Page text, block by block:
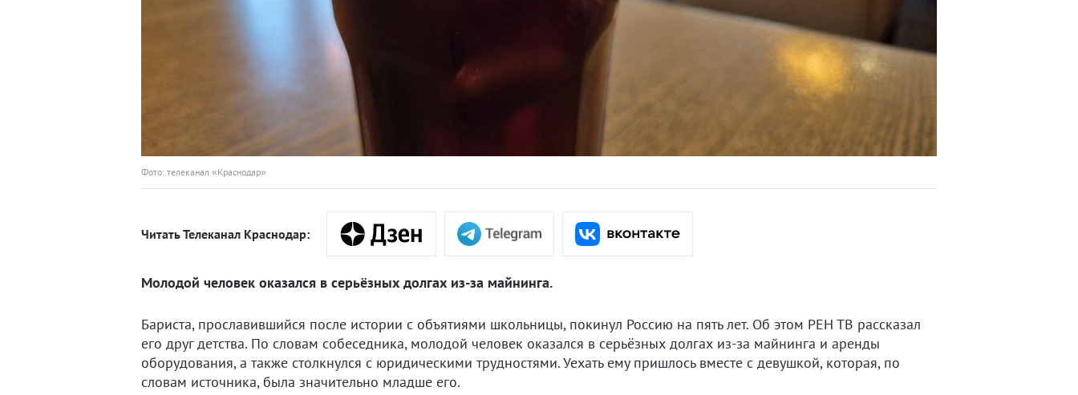
Фото: телеканал «Краснодар»
Читать Телеканал Краснодар:
Молодой человек оказался в серьёзных долгах из-за майнинга.
Бариста, прославившийся после истории с объятиями школьницы, покинул Россию на пять лет. Об этом РЕН ТВ рассказал
его друг детства. По словам собеседника, молодой человек оказался в серьёзных долгах из-за майнинга и аренды
оборудования, а также столкнулся с юридическими трудностями. Уехать ему пришлось вместе с девушкой, которая, по
словам источника, была значительно младше его.